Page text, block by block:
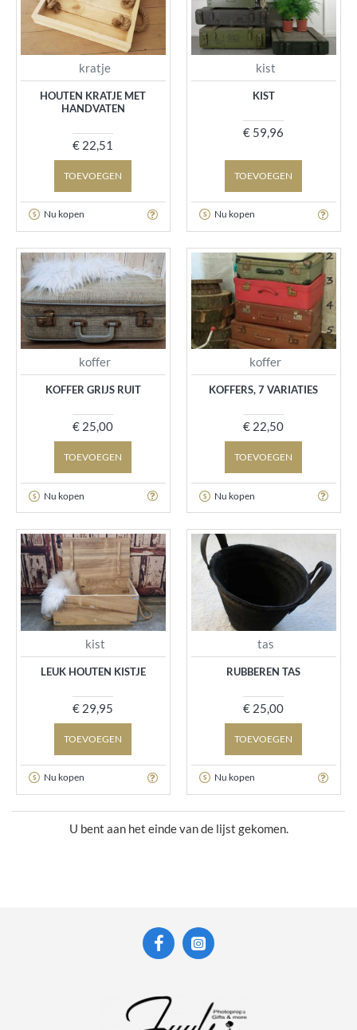
kratje
HOUTEN KRATJE MET
HANDVATEN
€ 22,51
TOEVOEGEN
Nu kopen
kist
KIST
€ 59,96
TOEVOEGEN
Nu kopen
koffer
KOFFER GRIJS RUIT
€ 25,00
TOEVOEGEN
Nu kopen
koffer
KOFFERS, 7 VARIATIES
€ 22,50
TOEVOEGEN
Nu kopen
kist
LEUK HOUTEN KISTJE
€ 29,95
TOEVOEGEN
Nu kopen
tas
RUBBEREN TAS
€ 25,00
TOEVOEGEN
Nu kopen
U bent aan het einde van de lijst gekomen.